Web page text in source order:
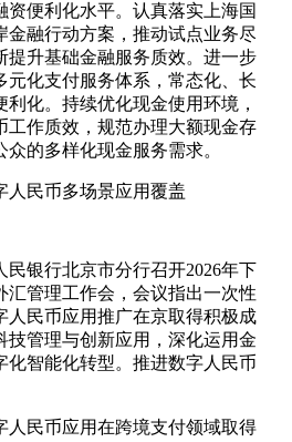
资便利化水平。认真落实上海国
金融行动方案，推动试点业务尽
提升基础金融服务质效。进一步
元化支付服务体系，常态化、长
化。持续优化现金使用环境，
工作质效，规范办理大额现金存
的多样化现金服务需求。
人民币多场景应用覆盖
民银行北京市分行召开2026年下
汇管理工作会，会议指出一次性
人民币应用推广在京取得积极成
技管理与创新应用，深化运用金
化智能化转型。推进数字人民币
人民币应用在跨境支付领域取得